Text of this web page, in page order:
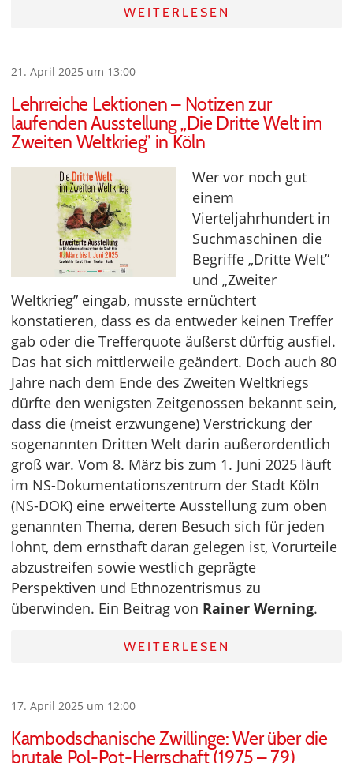
WEITERLESEN
21. April 2025 um 13:00
Lehrreiche Lektionen – Notizen zur
laufenden Ausstellung „Die Dritte Welt im
Zweiten Weltkrieg” in Köln
Wer vor noch gut
einem
Vierteljahrhundert in
Suchmaschinen die
Begriffe „Dritte Welt”
und „Zweiter
Weltkrieg” eingab, musste ernüchtert
konstatieren, dass es da entweder keinen Treffer
gab oder die Trefferquote äußerst dürftig ausfiel.
Das hat sich mittlerweile geändert. Doch auch 80
Jahre nach dem Ende des Zweiten Weltkriegs
dürfte den wenigsten Zeitgenossen bekannt sein,
dass die (meist erzwungene) Verstrickung der
sogenannten Dritten Welt darin außerordentlich
groß war. Vom 8. März bis zum 1. Juni 2025 läuft
im NS-Dokumentationszentrum der Stadt Köln
(NS-DOK) eine erweiterte Ausstellung zum oben
genannten Thema, deren Besuch sich für jeden
lohnt, dem ernsthaft daran gelegen ist, Vorurteile
abzustreifen sowie westlich geprägte
Perspektiven und Ethnozentrismus zu
überwinden. Ein Beitrag von Rainer Werning.
WEITERLESEN
17. April 2025 um 12:00
Kambodschanische Zwillinge: Wer über die
brutale Pol-Pot-Herrschaft (1975 – 79)